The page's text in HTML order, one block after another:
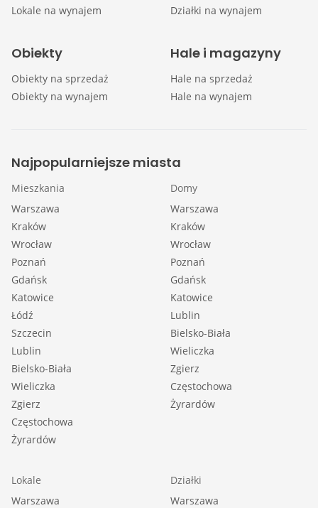
Lokale na wynajem
Działki na wynajem
Obiekty
Obiekty na sprzedaż
Obiekty na wynajem
Hale i magazyny
Hale na sprzedaż
Hale na wynajem
Najpopularniejsze miasta
Mieszkania
Warszawa
Kraków
Wrocław
Poznań
Gdańsk
Katowice
Łódź
Szczecin
Lublin
Bielsko-Biała
Wieliczka
Zgierz
Częstochowa
Żyrardów
Domy
Warszawa
Kraków
Wrocław
Poznań
Gdańsk
Katowice
Lublin
Bielsko-Biała
Wieliczka
Zgierz
Częstochowa
Żyrardów
Lokale
Warszawa
Działki
Warszawa